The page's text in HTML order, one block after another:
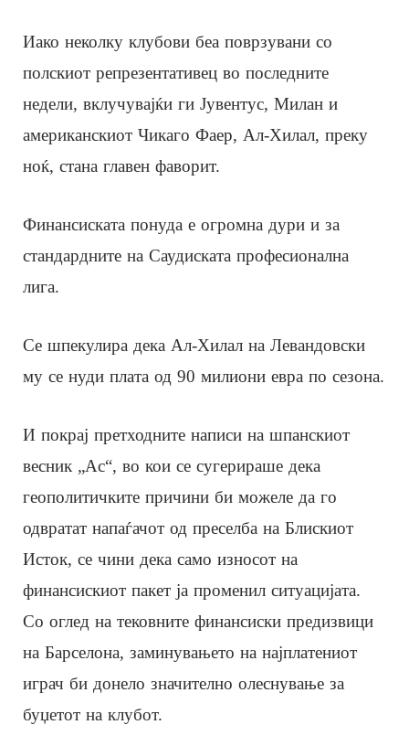
Иако неколку клубови беа поврзувани со
полскиот репрезентативец во последните
недели, вклучувајќи ги Јувентус, Милан и
американскиот Чикаго Фаер, Ал-Хилал, преку
ноќ, стана главен фаворит.
Финансиската понуда е огромна дури и за
стандардните на Саудиската професионална
лига.
Се шпекулира дека Ал-Хилал на Левандовски
му се нуди плата од 90 милиони евра по сезона.
И покрај претходните написи на шпанскиот
весник „Ас“, во кои се сугерираше дека
геополитичките причини би можеле да го
одвратат напаѓачот од преселба на Блискиот
Исток, се чини дека само износот на
финансискиот пакет ја променил ситуацијата.
Со оглед на тековните финансиски предизвици
на Барселона, заминувањето на најплатениот
играч би донело значително олеснување за
буџетот на клубот.